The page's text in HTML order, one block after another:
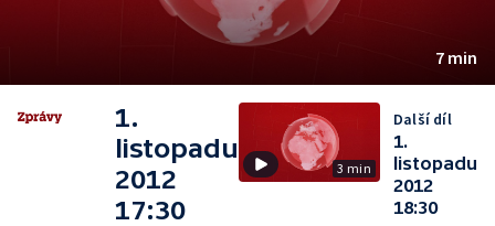
7 min
1.
listopadu
2012
17:30
3 min
Další díl
1.
listopadu
2012
18:30